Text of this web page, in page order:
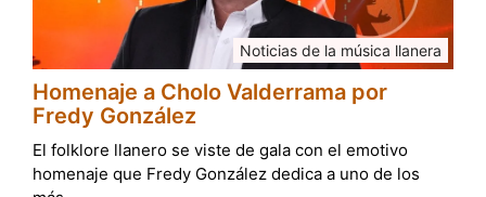
Noticias de la música llanera
Homenaje a Cholo Valderrama por
Fredy González
El folklore llanero se viste de gala con el emotivo
homenaje que Fredy González dedica a uno de los